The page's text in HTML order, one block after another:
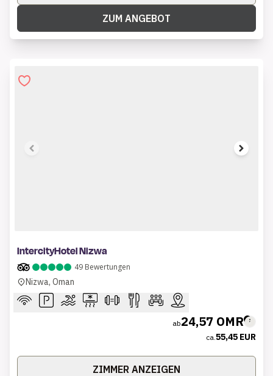
ZUM ANGEBOT
IntercityHotel Nizwa
49 Bewertungen
Nizwa, Oman
ab24,57 OMR
ca. 55,45 EUR
ZIMMER ANZEIGEN